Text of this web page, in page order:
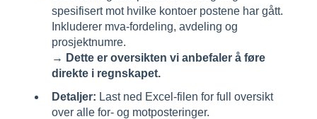
spesifisert mot hvilke kontoer postene har gått.
Inkluderer mva-fordeling, avdeling og
prosjektnumre.
→ Dette er oversikten vi anbefaler å føre
direkte i regnskapet.
Detaljer: Last ned Excel-filen for full oversikt
over alle for- og motposteringer.